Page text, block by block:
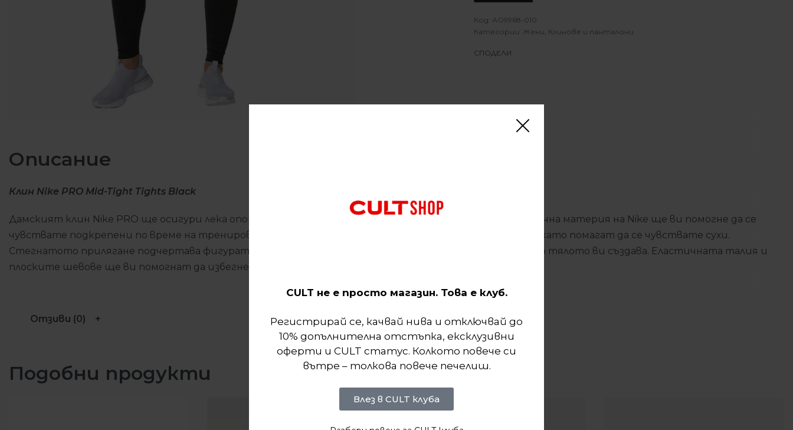
АО9968-010
Категории: Жени Клинове и панталони
СПОДЕЛИ
Описание
Клин Nike PRO Mid-Tight Tights Black
Дамският клин Nike PRO ще осигури лека опора по време на всяка тренировка.
Издръжливата еластична материя на Nike ще ви помогне да се
чувствате подкрепени по време на тренировките си.
Мрежестите вложки подобряват дишането, като помагат да се чувствате сухи.
Стегнатото прилягане подчертава фигурата ви и ви позволява да се движите с гъвкавостта, която тялото ви създава. Еластичната талия и
плоските шевове ще ви помогнат да избегнете разсейване по време на тренировка.
Отзиви (0)
Подобни продукти
Следвайте ни
CULT не е просто магазин. Това е клуб.
Регистрирай се, качвай нива и отключвай до
10% допълнителна отстъпка, ексклузивни
оферти и CULT статус. Колкото повече си
вътре – толкова повече печелиш.
Влез в CULT клуба